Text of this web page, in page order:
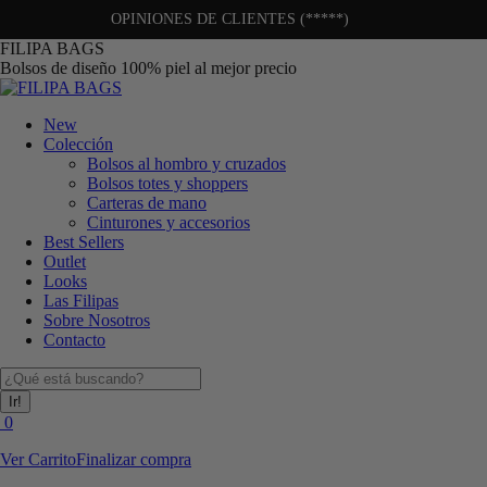
OPINIONES DE CLIENTES (*****)
Saltar
al
contenido
FILIPA BAGS
Bolsos de diseño 100% piel al mejor precio
New
Colección
Bolsos al hombro y cruzados
Bolsos totes y shoppers
Carteras de mano
Cinturones y accesorios
Best Sellers
Outlet
Looks
Las Filipas
Sobre Nosotros
Contacto
Buscar:
0
Ver CarritoFinalizar compra